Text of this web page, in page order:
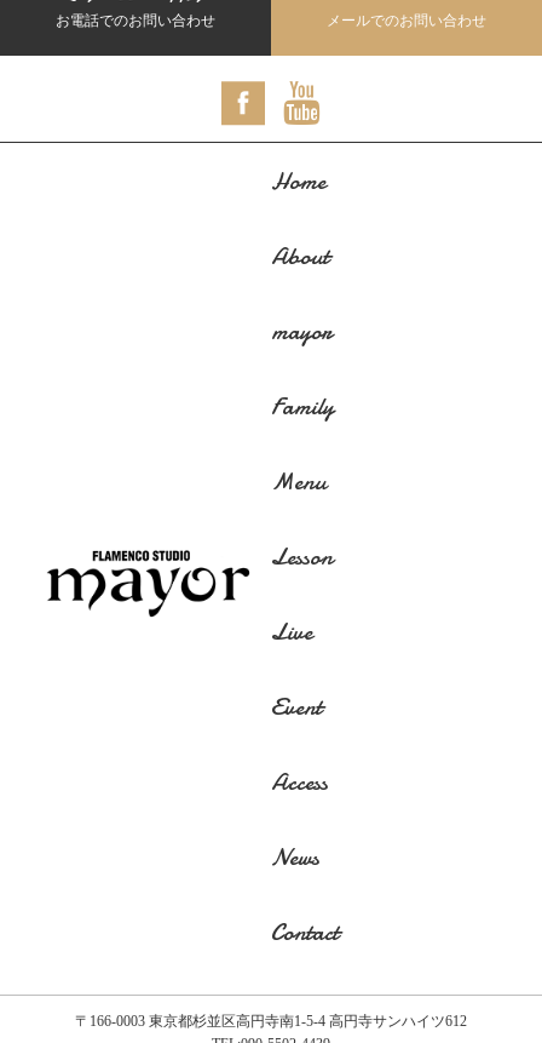
お電話でのお問い合わせ メールでのお問い合わせ
Home
About
mayor
Family
Menu
Lesson
Live
Event
Access
News
Contact
〒166-0003 東京都杉並区高円寺南1-5-4 高円寺サンハイツ612